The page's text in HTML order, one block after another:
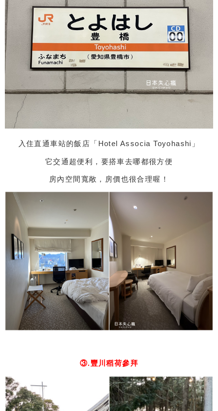
入住直通車站的飯店「Hotel Associa Toyohashi」
它交通超便利，要搭車去哪都很方便
房內空間寬敞，房價也很合理喔！
③.豐川稻荷參拜